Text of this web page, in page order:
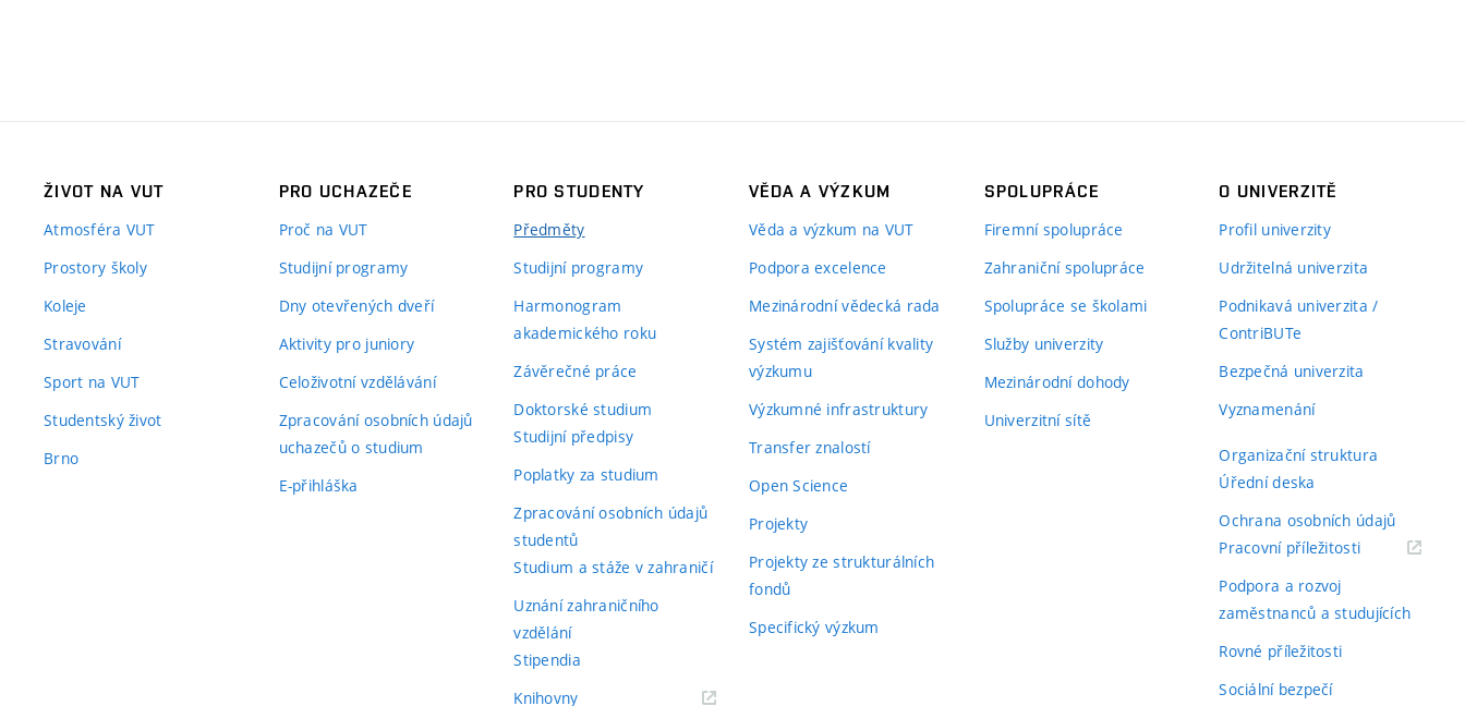
ŽIVOT NA VUT
Atmosféra VUT
Prostory školy
Koleje
Stravování
Sport na VUT
Studentský život
Brno
PRO UCHAZEČE
Proč na VUT
Studijní programy
Dny otevřených dveří
Aktivity pro juniory
Celoživotní vzdělávání
Zpracování osobních údajů
uchazečů o studium
E-přihláška
PRO STUDENTY
Předměty
Studijní programy
Harmonogram
akademického roku
Závěrečné práce
Doktorské studium
Studijní předpisy
Poplatky za studium
Zpracování osobních údajů
studentů
Studium a stáže v zahraničí
Uznání zahraničního
vzdělání
Stipendia
Knihovny(externí
VĚDA A VÝZKUM
Věda a výzkum na VUT
Podpora excelence
Mezinárodní vědecká rada
Systém zajišťování kvality
výzkumu
Výzkumné infrastruktury
Transfer znalostí
Open Science
Projekty
Projekty ze strukturálních
fondů
Specifický výzkum
SPOLUPRÁCE
Firemní spolupráce
Zahraniční spolupráce
Spolupráce se školami
Služby univerzity
Mezinárodní dohody
Univerzitní sítě
O UNIVERZITĚ
Profil univerzity
Udržitelná univerzita
Podnikavá univerzita /
ContriBUTe
Bezpečná univerzita
Vyznamenání
Organizační struktura
Úřední deska
Ochrana osobních údajů
Pracovní příležitosti(externí
Podpora a rozvoj
zaměstnanců a studujících
Rovné příležitosti
Sociální bezpečí